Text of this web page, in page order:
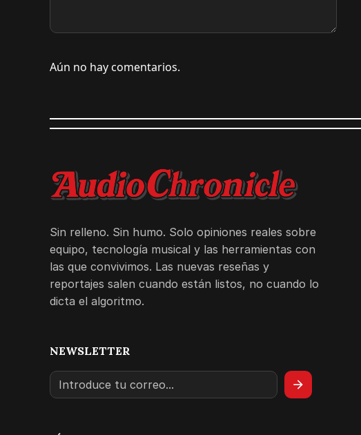
Aún no hay comentarios.
Sin relleno. Sin humo. Solo opiniones reales sobre
equipo, tecnología musical y las herramientas con
las que convivimos. Las nuevas reseñas y
reportajes salen cuando están listos, no cuando lo
dicta el algoritmo.
NEWSLETTER
arrow_forward